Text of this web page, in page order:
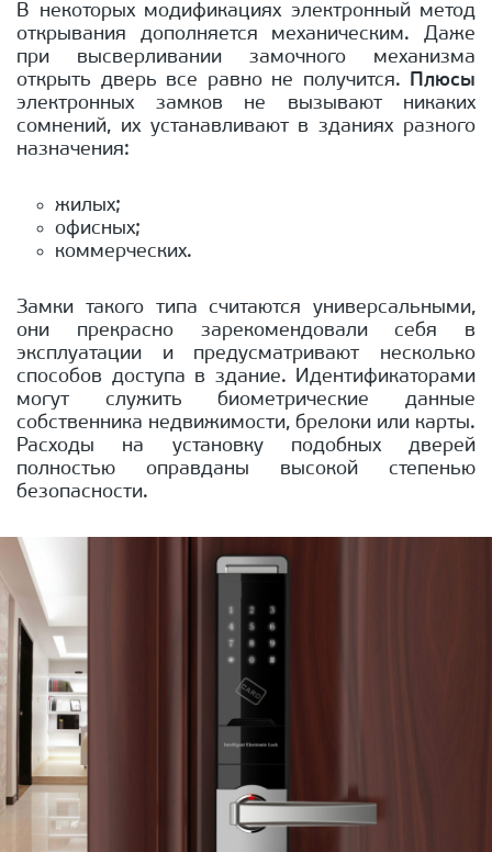
В некоторых модификациях электронный метод
открывания дополняется механическим. Даже
при высверливании замочного механизма
открыть дверь все равно не получится. Плюсы
электронных замков не вызывают никаких
сомнений, их устанавливают в зданиях разного
назначения:
жилых;
офисных;
коммерческих.
Замки такого типа считаются универсальными,
они прекрасно зарекомендовали себя в
эксплуатации и предусматривают несколько
способов доступа в здание. Идентификаторами
могут служить биометрические данные
собственника недвижимости, брелоки или карты.
Расходы на установку подобных дверей
полностью оправданы высокой степенью
безопасности.